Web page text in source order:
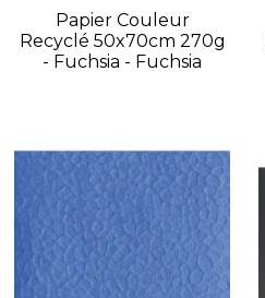
Papier Couleur
Recyclé 50x70cm 270g
- Fuchsia - Fuchsia